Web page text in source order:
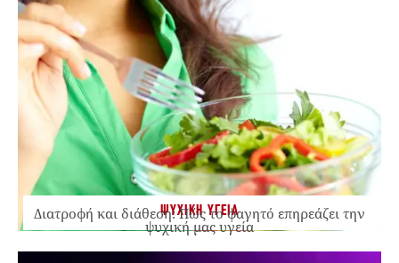
ΨΥΧΙΚΗ ΥΓΕΙΑ
Διατροφή και διάθεση: Πώς το φαγητό επηρεάζει την
ψυχική μας υγεία